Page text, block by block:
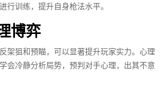
行训练，提升自身枪法水平。
博弈
架狙和预瞄，可以显著提升玩家实力。心理
会冷静分析局势，预判对手心理，出其不意